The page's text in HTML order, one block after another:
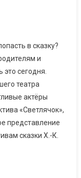
в сказку?
и
сегодня.
театра
актёры
«Светлячок»,
представление
сказки Х.-К.